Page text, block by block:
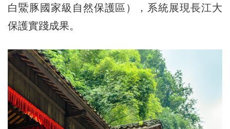
白鱀豚國家級自然保護區），系統展現長江大
保護實踐成果。